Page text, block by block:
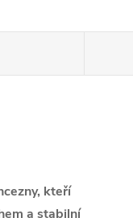
kteří
a stabilní